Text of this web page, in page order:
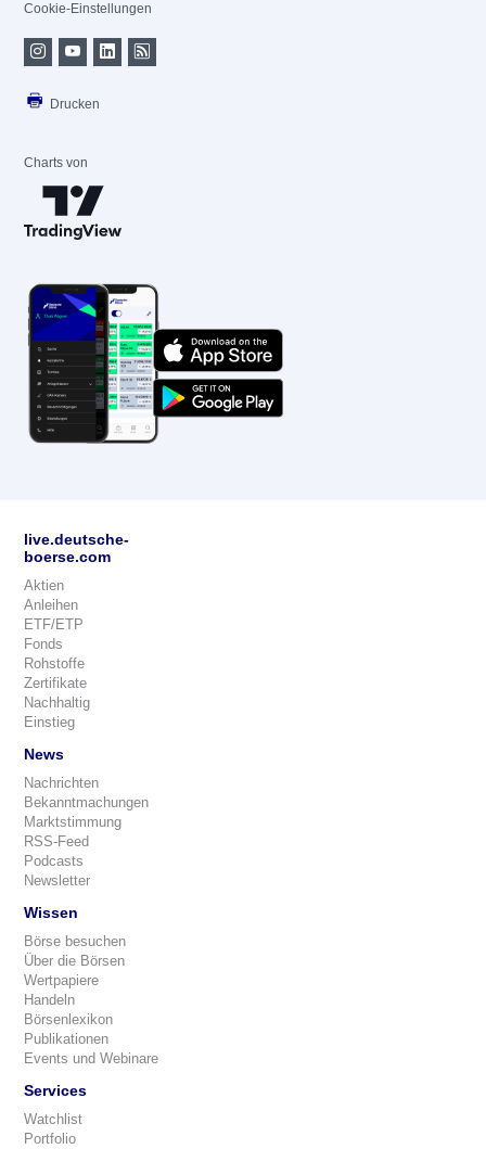
Cookie-Einstellungen
Drucken
Charts von
live.deutsche-
boerse.com
Aktien
Anleihen
ETF/ETP
Fonds
Rohstoffe
Zertifikate
Nachhaltig
Einstieg
News
Nachrichten
Bekanntmachungen
Marktstimmung
RSS-Feed
Podcasts
Newsletter
Wissen
Börse besuchen
Über die Börsen
Wertpapiere
Handeln
Börsenlexikon
Publikationen
Events und Webinare
Services
Watchlist
Portfolio